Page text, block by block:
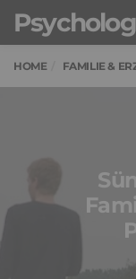
HOME FAMILIE &